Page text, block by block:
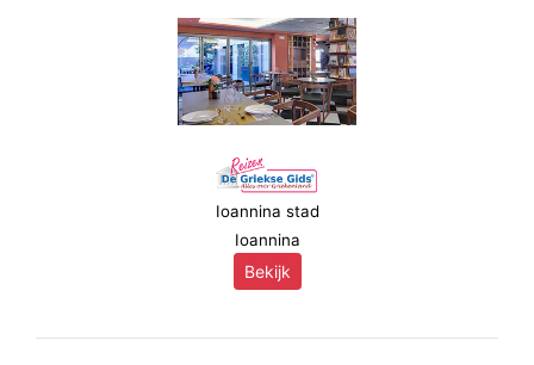
Ioannina stad
Ioannina
Bekijk